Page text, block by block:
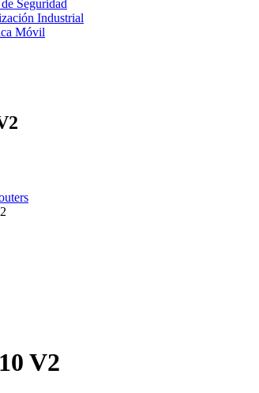
Seguridad
Industrial
Móvil
V2